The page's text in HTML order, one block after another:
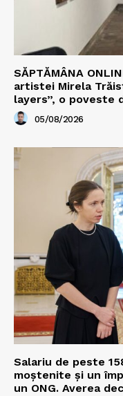
SĂPTĂMÂNA
artistei Mirela
layers”, o poveste
05/08/2026
Salariu de peste
moștenite și un
un ONG. Averea